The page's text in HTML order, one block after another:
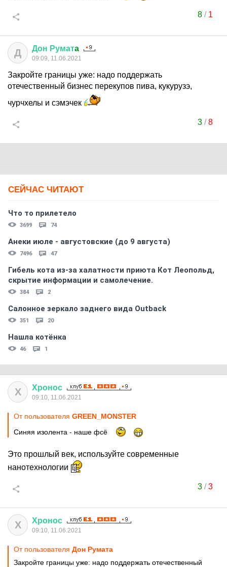
8/ 1
Д Дон Руматa
09:09, 11.06.2021
Закройте границы уже: надо поддержать
отечественный бизнес перекупов пива, кукурузэ,
чурчхелы и сэмэчек
3/8
СЕЙЧАС ЧИТАЮТ
Что то прилетело
3699 74
Анеки июле - августовские (до 9 августа)
7496 47
Гибель кота из-за халатности приюта Кот Леопольд,
скрытиe информации и самолечение.
384 2
Салонное зеркало заднего вида Outback
351 20
Нашла котёнка
46 1
Х Хронос
09:10, 11.06.2021
От пользователя GREEN_MONSTER
Синяя изолента - наше фсё
Это прошлый век, используйте современные
нанотехнологии
3/3
Х Хронос
09:10, 11.06.2021
От пользователя Дон Руматa
Закройте границы уже: надо поддержать отечественный